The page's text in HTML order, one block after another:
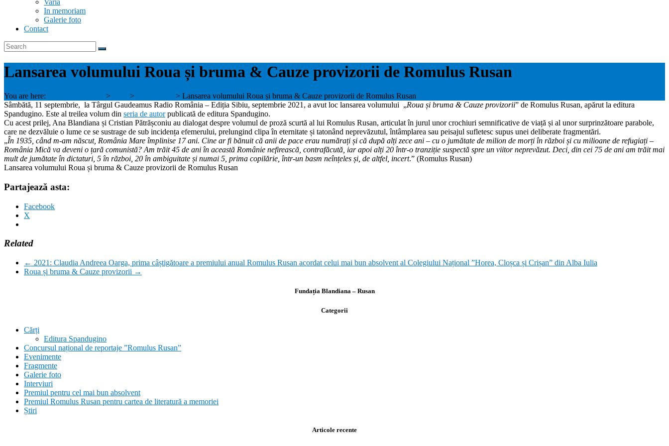
Varia
In memoriam
Galerie foto
Contact
Lansarea volumului Roua și bruma & Cauze provizorii de Romulus Rusan
You are here: > > > Lansarea volumului Roua și bruma & Cauze provizorii de Romulus Rusan
Sâmbătă, 11 septembrie, la Târgul Gaudeamus Radio România – Ediția Sibiu, septembrie 2021, a avut loc lansarea volumului „Roua și bruma & Cauze provizorii” de Romulus Rusan, apărut la editura
Spandugino. Este al treilea volum din seria de autorpublicată de editura Spandugino.
Cu acest prilej, Ana Blandiana și Cristian Pătrășconiu au dialogat despre volumul de proză scurtă al lui Romulus Rusan, articulat în jurul unor crochiuri semnificative de viață și al unor surprinzătoare parabole,
care ne dezvăluie o lume ce se sustrage de sub incidența efemerului, prelungind clipa în eternitate și tatonând neprevăzutul, întâmplarea sau peisajul sufletesc supus unei deliberate fragmentări.
„În 1935, când m-am născut, România Mare împlinise 17 ani. Cine ar fi bănuit că anii de pace erau numărați și că după alți zece ani – cu o jumătate de milion de morți în război și cu milioane de refugiați –
România Mică va deveni o țară comunistă? Am trăit 45 de ani în această Românie nefirească, contrafăcută, iar apoi alți 20 într-o tranziție suspectă spre un viitor neprevăzut. Deci, din cei 75 de ani am trăit mai
mult de jumătate în dictaturi, 5 în război, 20 în ambiguitate și numai 5, prima copilărie, într-un basm neînțeles și, de altfel, incert.” (Romulus Rusan)
Lansarea volumului Roua și bruma & Cauze provizorii de Romulus Rusan
Partajează asta:
Facebook
X
Related
← 2021: Claudia Andreea Oarga, prima câștigătoare a premiului anual Romulus Rusan acordat celui mai bun absolvent al Colegiului Național ”Horea, Cloșca și Crișan” din Alba Iulia
Roua și bruma & Cauze provizorii →
Fundația Blandiana – Rusan
Categorii
Cărți
Editura Spandugino
Concursul național de reportaje ”Romulus Rusan”
Evenimente
Fragmente
Galerie foto
Interviuri
Premiul pentru cel mai bun absolvent
Premiul Romulus Rusan pentru cartea de literatură a memoriei
Știri
Articole recente